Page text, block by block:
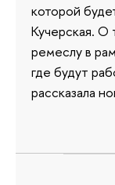
которой
Кучерская. О
ремеслу в
где будут
рассказала